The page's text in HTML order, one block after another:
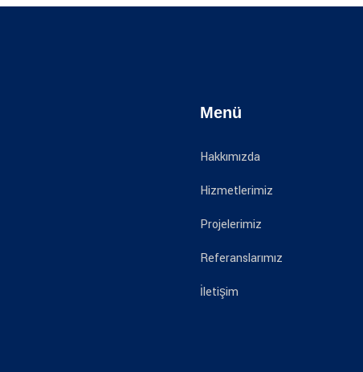
Menü
Hakkımızda
Hizmetlerimiz
Projelerimiz
Referanslarımız
İletişim